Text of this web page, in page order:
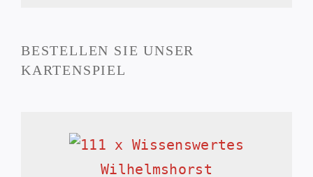
BESTELLEN SIE UNSER
KARTENSPIEL